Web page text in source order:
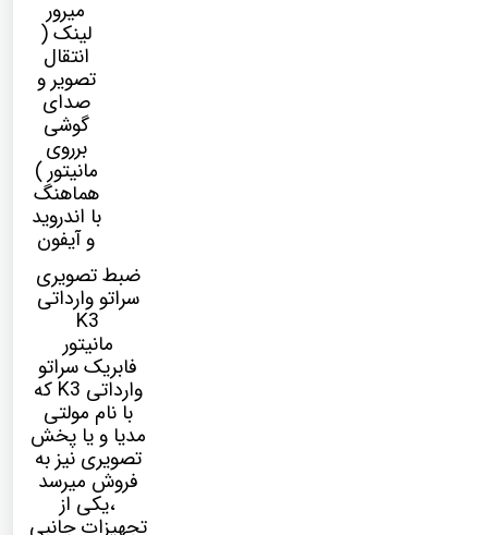
میرور
لینک (
انتقال
تصویر و
صدای
گوشی
برروی
مانیتور )
هماهنگ
با اندروید
و آیفون
ضبط تصویری
سراتو وارداتی
K3
مانیتور
فابریکسراتو
وارداتی K3 که
با نام مولتی
مدیا و یا پخش
تصویری نیز به
فروش میرسد
،یکی از
تجهیزات جانبی